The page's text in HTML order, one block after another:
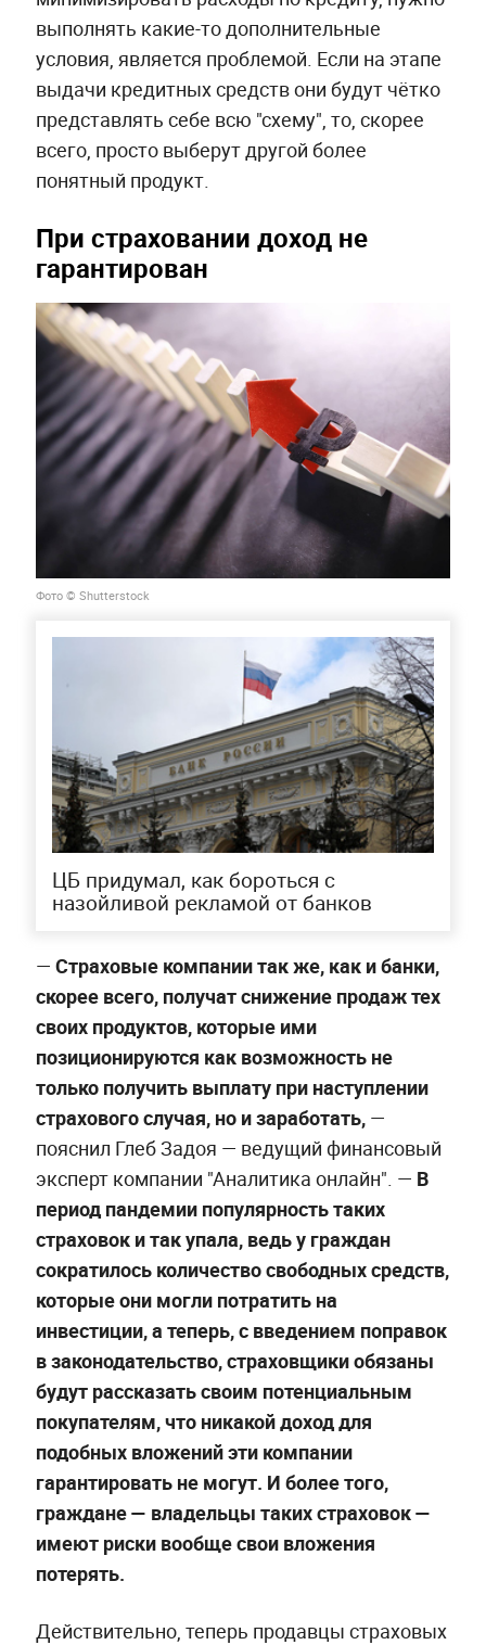
выполнять какие-то дополнительные
условия, является проблемой. Если на этапе
выдачи кредитных средств они будут чётко
представлять себе всю "схему", то, скорее
всего, просто выберут другой более
понятный продукт.
При страховании доход не
гарантирован
Фото © Shutterstock
ЦБ придумал, как бороться с
назойливой рекламой от банков
— Страховые компании так же, как и банки,
скорее всего, получат снижение продаж тех
своих продуктов, которые ими
позиционируются как возможность не
только получить выплату при наступлении
страхового случая, но и заработать,—
пояснил Глеб Задоя — ведущий финансовый
эксперт компании "Аналитика онлайн". — В
период пандемии популярность таких
страховок и так упала, ведь у граждан
сократилось количество свободных средств,
которые они могли потратить на
инвестиции, а теперь, с введением поправок
в законодательство, страховщики обязаны
будут рассказать своим потенциальным
покупателям, что никакой доход для
подобных вложений эти компании
гарантировать не могут. И более того,
граждане — владельцы таких страховок —
имеют риски вообще свои вложения
потерять.
Действительно, теперь продавцы страховых